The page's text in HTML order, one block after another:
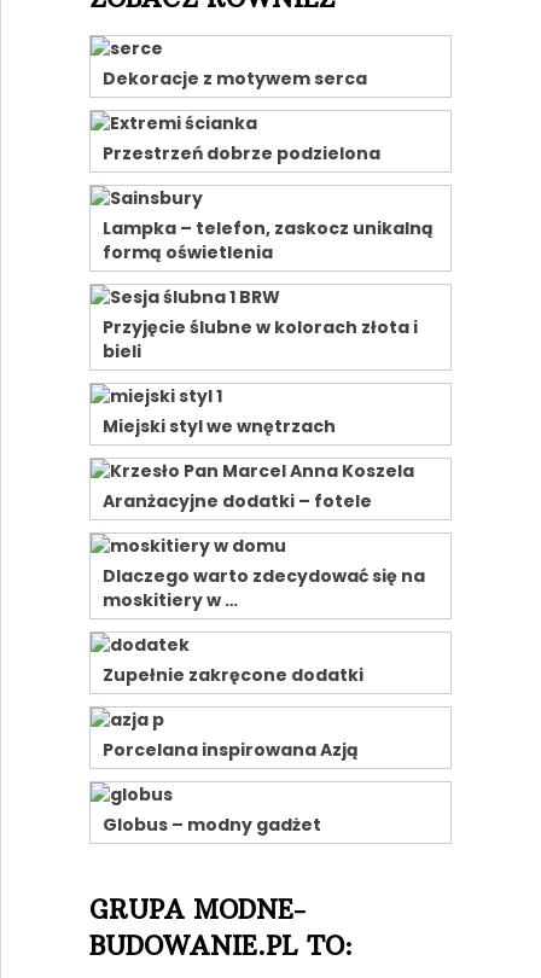
Dekoracje z motywem serca
Przestrzeń dobrze podzielona
Lampka – telefon, zaskocz unikalną
formą oświetlenia
Przyjęcie ślubne w kolorach złota i
bieli
Miejski styl we wnętrzach
Aranżacyjne dodatki – fotele
Dlaczego warto zdecydować się na
moskitiery w …
Zupełnie zakręcone dodatki
Porcelana inspirowana Azją
Globus – modny gadżet
GRUPA MODNE-
BUDOWANIE.PL TO: